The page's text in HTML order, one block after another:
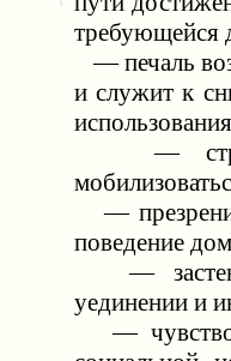
требующейся
— печаль
и служит к
— страх
—
поведение
—
уединении и
— чувство